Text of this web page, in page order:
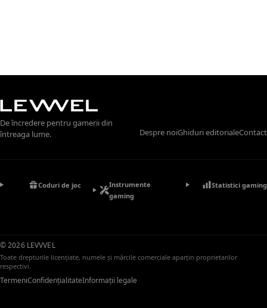
De încredere pentru gamerii din
întreaga lume.
Despre noiGhiduri editorialeContact
Coduri de joc
Instrumente
gaming
Statistici gaming
© 2026 LEVVVEL
Toate drepturile licențiate, numele și mărcile comerciale aparțin proprietarilor
respectivi.
TermeniConfidențialitateInformații legale